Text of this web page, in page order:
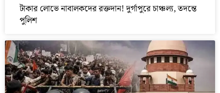
টাকার লোভে নাবালকদের রক্তদান! দুর্গাপুরে চাঞ্চল্য, তদন্তে
পুলিশ